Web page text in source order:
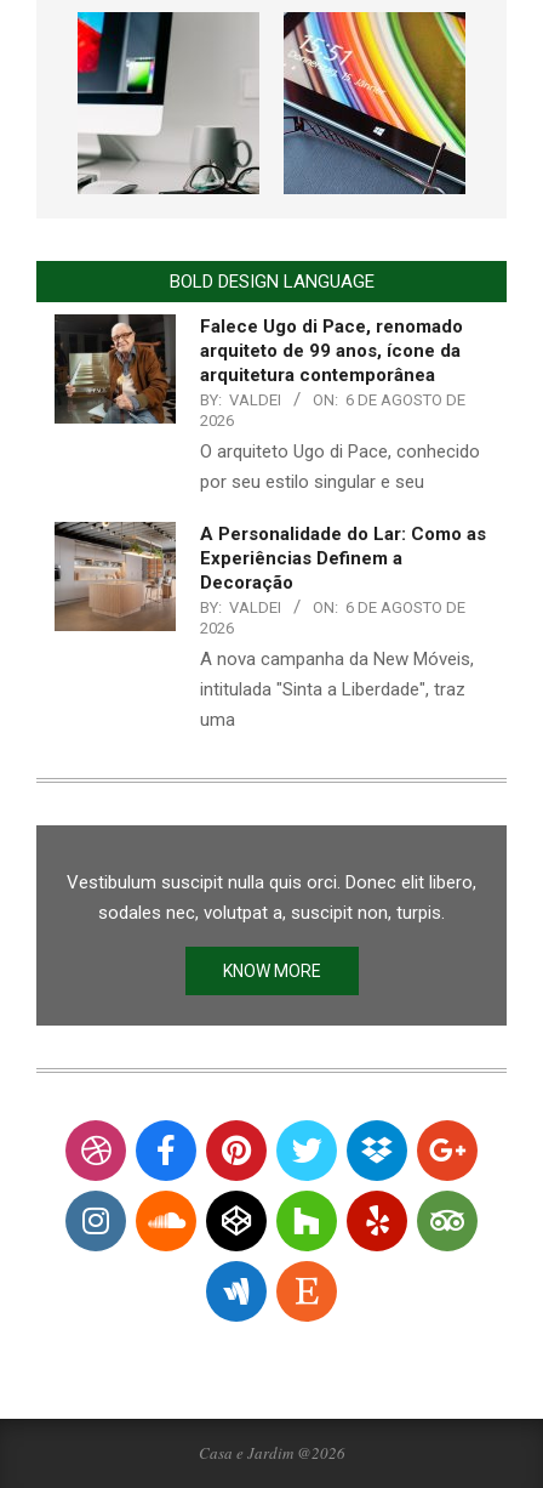
BOLD DESIGN LANGUAGE
Falece Ugo di Pace, renomado
arquiteto de 99 anos, ícone da
arquitetura contemporânea
BY: VALDEI ON: 6 DE AGOSTO DE
2026
O arquiteto Ugo di Pace, conhecido
por seu estilo singular e seu
A Personalidade do Lar: Como as
Experiências Definem a
Decoração
BY: VALDEI ON: 6 DE AGOSTO DE
2026
A nova campanha da New Móveis,
intitulada "Sinta a Liberdade", traz
uma
Vestibulum suscipit nulla quis orci. Donec elit libero,
sodales nec, volutpat a, suscipit non, turpis.
KNOW MORE
Casa e Jardim @2026